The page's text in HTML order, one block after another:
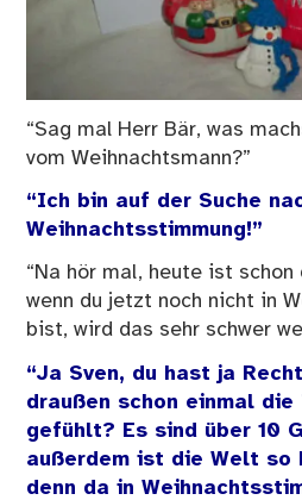
“Sag mal Herr Bär, was
vom Weihnachtsmann?”
“Ich bin auf der Suche
Weihnachtsstimmung!”
“Na hör mal, heute ist schon
wenn du jetzt noch nicht in
bist, wird das sehr schwer
“Ja Sven, du hast ja
draußen schon einmal die
gefühlt? Es sind über 10
außerdem ist die Welt so
denn da in